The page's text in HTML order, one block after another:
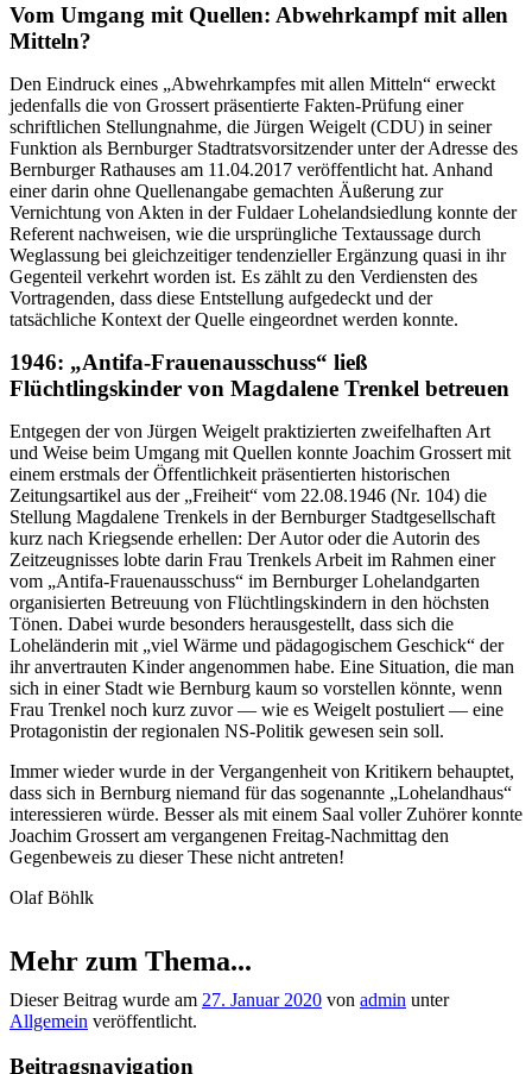
Vom Umgang mit Quellen: Abwehrkampf mit allen
Mitteln?
Den Eindruck eines „Abwehrkampfes mit allen Mitteln“ erweckt
jedenfalls die von Grossert präsentierte Fakten-Prüfung einer
schriftlichen Stellungnahme, die Jürgen Weigelt (CDU) in seiner
Funktion als Bernburger Stadtratsvorsitzender unter der Adresse des
Bernburger Rathauses am 11.04.2017 veröffentlicht hat. Anhand
einer darin ohne Quellenangabe gemachten Äußerung zur
Vernichtung von Akten in der Fuldaer Lohelandsiedlung konnte der
Referent nachweisen, wie die ursprüngliche Textaussage durch
Weglassung bei gleichzeitiger tendenzieller Ergänzung quasi in ihr
Gegenteil verkehrt worden ist. Es zählt zu den Verdiensten des
Vortragenden, dass diese Entstellung aufgedeckt und der
tatsächliche Kontext der Quelle eingeordnet werden konnte.
1946: „Antifa-Frauenausschuss“ ließ
Flüchtlingskinder von Magdalene Trenkel betreuen
Entgegen der von Jürgen Weigelt praktizierten zweifelhaften Art
und Weise beim Umgang mit Quellen konnte Joachim Grossert mit
einem erstmals der Öffentlichkeit präsentierten historischen
Zeitungsartikel aus der „Freiheit“ vom 22.08.1946 (Nr. 104) die
Stellung Magdalene Trenkels in der Bernburger Stadtgesellschaft
kurz nach Kriegsende erhellen: Der Autor oder die Autorin des
Zeitzeugnisses lobte darin Frau Trenkels Arbeit im Rahmen einer
vom „Antifa-Frauenausschuss“ im Bernburger Lohelandgarten
organisierten Betreuung von Flüchtlingskindern in den höchsten
Tönen. Dabei wurde besonders herausgestellt, dass sich die
Loheländerin mit „viel Wärme und pädagogischem Geschick“ der
ihr anvertrauten Kinder angenommen habe. Eine Situation, die man
sich in einer Stadt wie Bernburg kaum so vorstellen könnte, wenn
Frau Trenkel noch kurz zuvor — wie es Weigelt postuliert — eine
Protagonistin der regionalen NS-Politik gewesen sein soll.
Immer wieder wurde in der Vergangenheit von Kritikern behauptet,
dass sich in Bernburg niemand für das sogenannte „Lohelandhaus“
interessieren würde. Besser als mit einem Saal voller Zuhörer konnte
Joachim Grossert am vergangenen Freitag-Nachmittag den
Gegenbeweis zu dieser These nicht antreten!
Olaf Böhlk
Mehr zum Thema...
Dieser Beitrag wurde am 27. Januar 2020 von admin unter
Allgemein veröffentlicht.
Beitragsnavigation